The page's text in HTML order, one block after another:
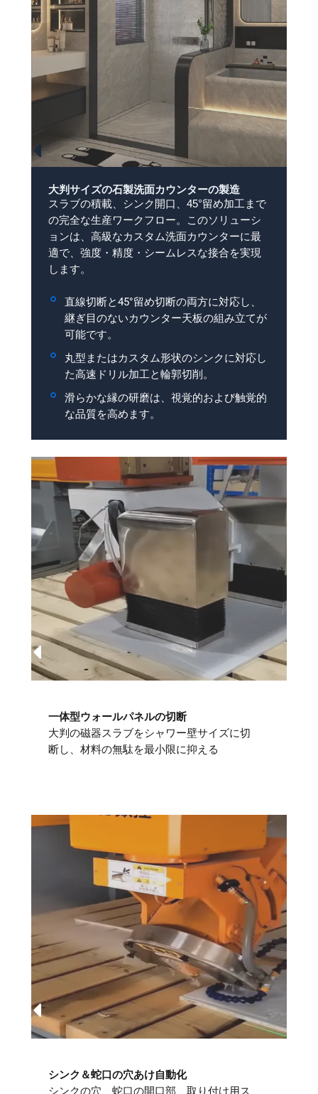
大判サイズの石製洗面カウンターの製造
スラブの積載、シンク開口、45°留め加工まで
の完全な生産ワークフロー。このソリューシ
ョンは、高級なカスタム洗面カウンターに最
適で、強度・精度・シームレスな接合を実現
します。
直線切断と45°留め切断の両方に対応し、
継ぎ目のないカウンター天板の組み立てが
可能です。
丸型またはカスタム形状のシンクに対応し
た高速ドリル加工と輪郭切削。
滑らかな縁の研磨は、視覚的および触覚的
な品質を高めます。
一体型ウォールパネルの切断
大判の磁器スラブをシャワー壁サイズに切
断し、材料の無駄を最小限に抑える
シンク＆蛇口の穴あけ自動化
シンクの穴、蛇口の開口部、取り付け用ス